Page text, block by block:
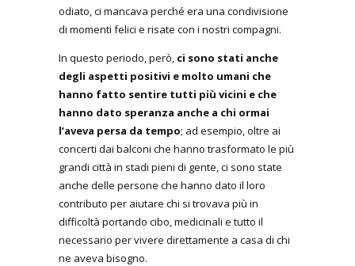
odiato, ci mancava perché era una condivisione
di momenti felici e risate con i nostri compagni.
In questo periodo, però, ci sono stati anche
degli aspetti positivi e molto umani che
hanno fatto sentire tutti più vicini e che
hanno dato speranza anche a chi ormai
l’aveva persa da tempo; ad esempio, oltre ai
concerti dai balconi che hanno trasformato le più
grandi città in stadi pieni di gente, ci sono state
anche delle persone che hanno dato il loro
contributo per aiutare chi si trovava più in
difficoltà portando cibo, medicinali e tutto il
necessario per vivere direttamente a casa di chi
ne aveva bisogno.